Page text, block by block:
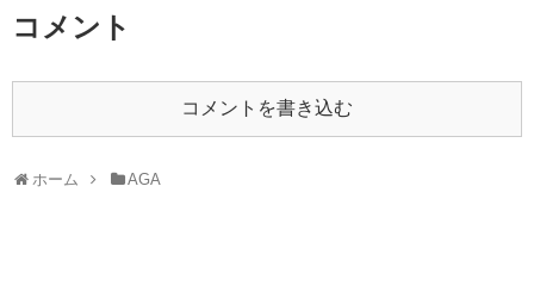
コメント
コメントを書き込む
ホーム AGA